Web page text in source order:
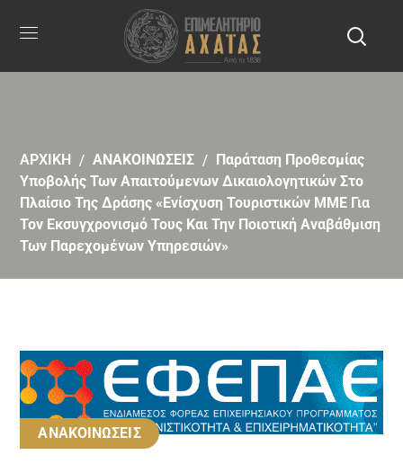
ΑΡΧΙΚΗ ΑΝΑΚΟΙΝΩΣΕΙΣ
Παράταση Προθεσμίας
Υποβολής Των Απαιτούμενων Δικαιολογητικών Στο
Πλαίσιο Της Δράσης «Ενίσχυση Τουριστικών ΜΜΕ Για
Τον Εκσυγχρονισμό Τους Και Την Ποιοτική Αναβάθμιση
Των Παρεχομένων Υπηρεσιών»
ΑΝΑΚΟΙΝΩΣΕΙΣ